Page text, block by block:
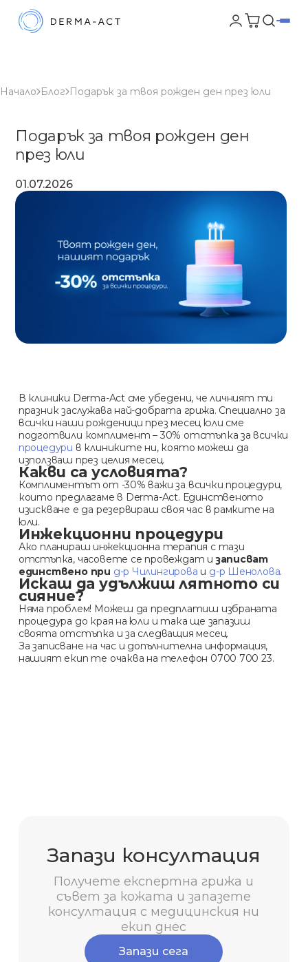
Начало Блог Подарък за твоя рожден ден през юли
Подарък за твоя рожден ден
през юли
01.07.2026
В клиники Derma-Act сме убедени, че личният ти
празник заслужава най-добрата грижа. Специално за
всички наши рожденици през месец юли сме
подготвили комплимент – 30% отстъпка за всички
процедури в клиниките ни, която можеш да
използваш през целия месец.
Какви са условията?
Комплиментът от -30% важи за всички процедури,
които предлагаме в Derma-Act. Единственото
изискване е да резервираш своя час в рамките на
юли.
Инжекционни процедури
Ако планираш инжекционна терапия с тази
отстъпка, часовете се провеждат и записват
единствено при д-р Чилингирова и д-р Шенолова.
Искаш да удължиш лятното си
сияние?
Няма проблем! Можеш да предплатиш избраната
процедура до края на юли и така ще запазиш
своята отстъпка и за следващия месец.
За записване на час и допълнителна информация,
нашият екип те очаква на телефон 0700 700 23.
Запази консултация
Получете експертна грижа и
съвет за кожата и запазете
консултация с медицинския ни
екип днес
Запази сега